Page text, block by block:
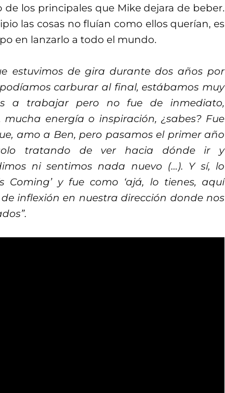
los principales que Mike dejara de beber.
las cosas no fluían como ellos querían, es
en lanzarlo a todo el mundo.
estuvimos de gira durante dos años por
carburar al final, estábamos muy
a trabajar pero no fue de inmediato,
energía o inspiración, ¿sabes? Fue
amo a Ben, pero pasamos el primer año
tratando de ver hacia dónde ir y
ni sentimos nada nuevo (…). Y sí, lo
Coming’ y fue como ‘ajá, lo tienes, aquí
inflexión en nuestra dirección donde nos